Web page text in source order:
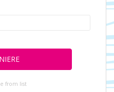
from list